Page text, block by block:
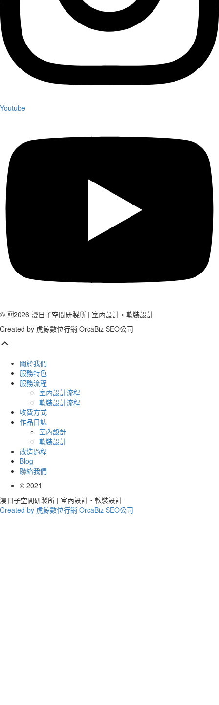
Youtube
© 2026 漫日子空間研製所 | 室內設計‧軟裝設計
Created by 虎鯨數位行銷 OrcaBiz SEO公司
關於我們
服務特色
服務流程
室內設計流程
軟裝設計流程
收費方式
作品日誌
室內設計
軟裝設計
改造過程
Blog
聯絡我們
© 2021
漫日子空間研製所 | 室內設計‧軟裝設計
Created by 虎鯨數位行銷 OrcaBiz SEO公司